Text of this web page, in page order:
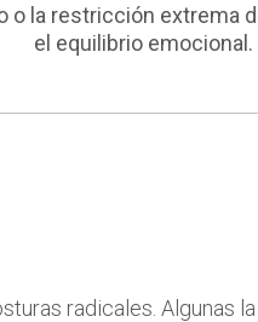
la restricción extrema
el equilibrio emocional.
radicales. Algunas